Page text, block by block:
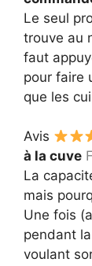
Le seul
trouve au
faut
pour faire
que les
Avis
à la cuve
La
mais
Une fois
pendant
voulant